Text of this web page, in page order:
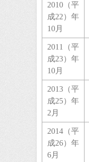
2010（平
成22）年
10月
2011（平
成23）年
10月
2013（平
成25）年
2月
2014（平
成26）年
6月